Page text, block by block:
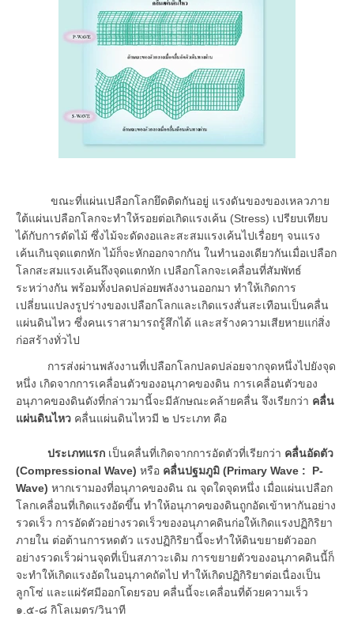
ขณะที่แผ่นเปลือกโลกยึดติดกันอยู่ แรงดันของของเหลวภาย
ใต้แผ่นเปลือกโลกจะทำให้รอยต่อเกิดแรงเค้น (Stress) เปรียบเทียบ
ได้กับการดัดไม้ ซึ่งไม้จะดัดงอและสะสมแรงเค้นไปเรื่อยๆ จนแรง
เค้นเกินจุดแตกหัก ไม้ก็จะหักออกจากกัน ในทำนองเดียวกันเมื่อเปลือก
โลกสะสมแรงเค้นถึงจุดแตกหัก เปลือกโลกจะเคลื่อนที่สัมพัทธ์
ระหว่างกัน พร้อมทั้งปลดปล่อยพลังงานออกมา ทำให้เกิดการ
เปลี่ยนแปลงรูปร่างของเปลือกโลกและเกิดแรงสั่นสะเทือนเป็นคลื่น
แผ่นดินไหว ซึ่งคนเราสามารถรู้สึกได้ และสร้างความเสียหายแก่สิ่ง
ก่อสร้างทั่วไป
การส่งผ่านพลังงานที่เปลือกโลกปลดปล่อยจากจุดหนึ่งไปยังจุด
หนึ่ง เกิดจากการเคลื่อนตัวของอนุภาคของดิน การเคลื่อนตัวของ
อนุภาคของดินดังที่กล่าวมานี้จะมีลักษณะคล้ายคลื่น จึงเรียกว่า คลื่น
แผ่นดินไหว คลื่นแผ่นดินไหวมี ๒ ประเภท คือ
ประเภทแรก เป็นคลื่นที่เกิดจากการอัดตัวที่เรียกว่า คลื่นอัดตัว
(Compressional Wave) หรือ คลื่นปฐมภูมิ (Primary Wave : P-
Wave) หากเรามองที่อนุภาคของดิน ณ จุดใดจุดหนึ่ง เมื่อแผ่นเปลือก
โลกเคลื่อนที่เกิดแรงอัดขึ้น ทำให้อนุภาคของดินถูกอัดเข้าหากันอย่าง
รวดเร็ว การอัดตัวอย่างรวดเร็วของอนุภาคดินก่อให้เกิดแรงปฏิกิริยา
ภายใน ต่อต้านการหดตัว แรงปฏิกิริยานี้จะทำให้ดินขยายตัวออก
อย่างรวดเร็วผ่านจุดที่เป็นสภาวะเดิม การขยายตัวของอนุภาคดินนี้ก็
จะทำให้เกิดแรงอัดในอนุภาคถัดไป ทำให้เกิดปฏิกิริยาต่อเนื่องเป็น
ลูกโซ่ และแผ่รัศมีออกโดยรอบ คลื่นนี้จะเคลื่อนที่ด้วยความเร็ว
๑.๕-๘ กิโลเมตร/วินาที